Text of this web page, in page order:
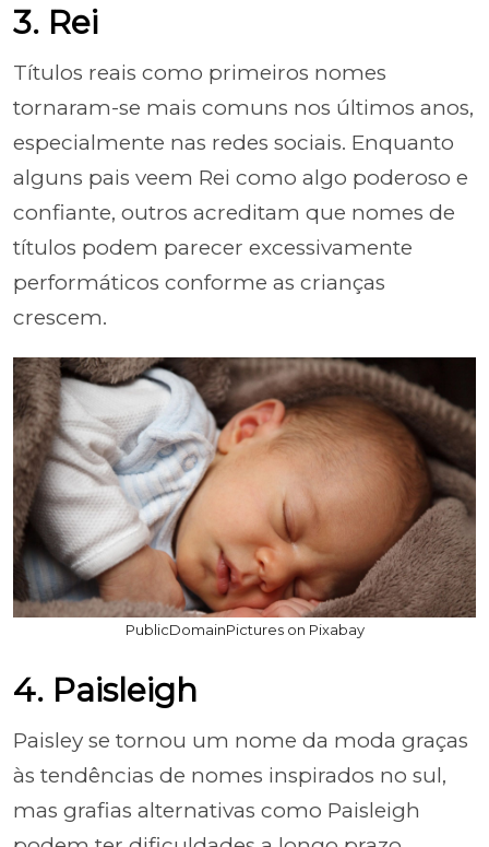
3. Rei
Títulos reais como primeiros nomes
tornaram-se mais comuns nos últimos anos,
especialmente nas redes sociais. Enquanto
alguns pais veem Rei como algo poderoso e
confiante, outros acreditam que nomes de
títulos podem parecer excessivamente
performáticos conforme as crianças
crescem.
PublicDomainPictures on Pixabay
4. Paisleigh
Paisley se tornou um nome da moda graças
às tendências de nomes inspirados no sul,
mas grafias alternativas como Paisleigh